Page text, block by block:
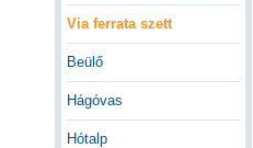
Via ferrata szett
Beülő
Hágóvas
Hótalp